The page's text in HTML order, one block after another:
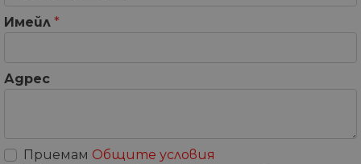
Имейл *
Адрес
Приемам Общите условия